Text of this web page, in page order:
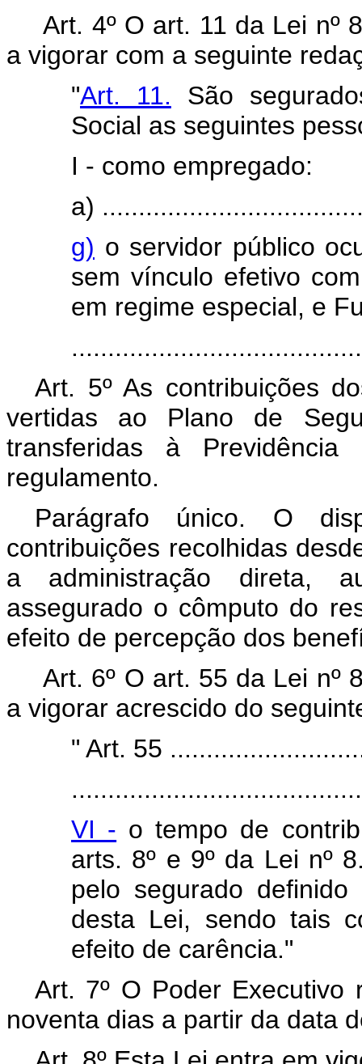
Art. 4º O art. 11 da Lei nº
a vigorar com a seguinte
"Art. 11. São
Social as seguintes
I - como empregado:
a)
g) o servidor público
sem vínculo efetivo
em regime especial, e
Art. 5º As contribuições
vertidas ao Plano de
transferidas à
regulamento.
Parágrafo único. O
contribuições recolhidas
a administração direta,
assegurado o cômputo do
efeito de percepção dos
Art. 6º O art. 55 da Lei nº
a vigorar acrescido do
" Art. 55
VI - o tempo de
arts. 8º e 9º da Lei nº
pelo segurado
desta Lei, sendo tais
efeito de carência."
Art. 7º O Poder Executivo
noventa dias a partir da data